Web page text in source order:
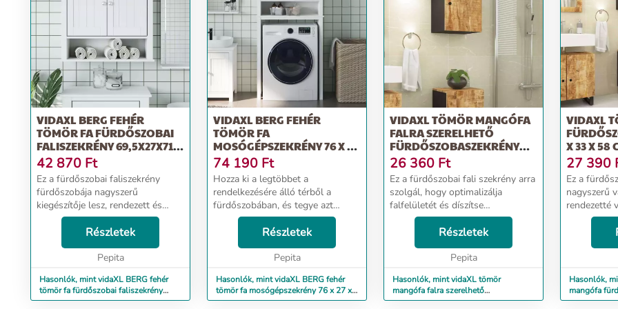
VIDAXL BERG FEHÉR
TÖMÖR FA FÜRDŐSZOBAI
FALISZEKRÉNY 69,5X27X71,5
CM
42 870 Ft
Ez a fürdőszobai faliszekrény
fürdőszobája nagyszerű
kiegészítője lesz, rendezett és
lenyűgöző megjelenést
kölcsönözve neki! Tömör fenyőfa:
A tömör fenyőfa egy gyönyörű
természetes anyag. A fenyőfa er...
Részletek
Pepita
Hasonlók, mint vidaXL BERG fehér
tömör fa fürdőszobai faliszekrény
69,5x27x71,5 cm
VIDAXL BERG FEHÉR
TÖMÖR FA
MOSÓGÉPSZEKRÉNY 76 X 27
X 164,5 CM
74 190 Ft
Hozza ki a legtöbbet a
rendelkezésére álló térből a
fürdőszobában, és tegye azt
rendezetté és tisztává ezzel a fa
mosógépszekrénnyel. Tömör
fenyőfa: A tömör fenyőfa egy
gyönyörű természetes anyag. A f...
Részletek
Pepita
Hasonlók, mint vidaXL BERG fehér
tömör fa mosógépszekrény 76 x 27 x
164,5 cm
VIDAXL TÖMÖR MANGÓFA
FALRA SZERELHETŐ
FÜRDŐSZOBASZEKRÉNY
38X33X48 CM
26 360 Ft
Ez a fürdőszobai fali szekrény arra
szolgál, hogy optimalizálja
falfelületét és díszítse
fürdőszobáját! Tömör mangófa: Ez
a fali szekrény tömör mangófából
és szerelt fából készült. A tömör
Részletek
Pepita
Hasonlók, mint vidaXL tömör
mangófa falra szerelhető
fürdőszobaszekrény 38x33x48 cm
VIDAXL
X 33 X 58
27 390
Ez a
nagyszerű
rendezetté
mangófa:
készült. A
Hasonlók,
mangófa
x 58 cm